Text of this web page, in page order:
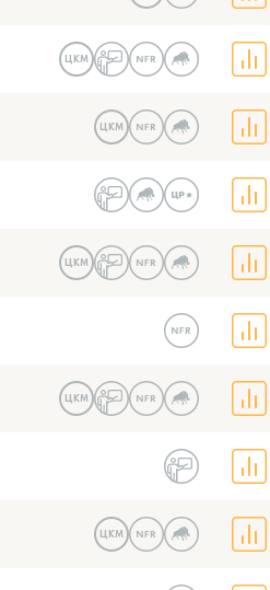
ЦКМ
ЦКМ
ЦКМ
ЦКМ
ЦКМ